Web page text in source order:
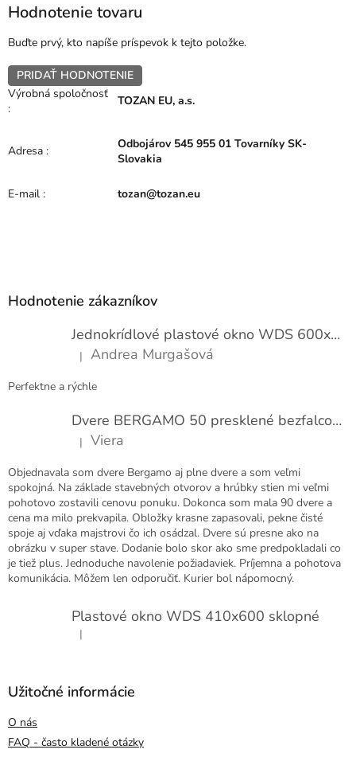
Hodnotenie tovaru
Buďte prvý, kto napíše príspevok k tejto položke.
PRIDAŤ HODNOTENIE
Výrobná spoločnosť
:
TOZAN EU, a.s.
Adresa :
Odbojárov 545 955 01 Tovarníky SK-
Slovakia
E-mail : tozan@tozan.eu
Hodnotenie zákazníkov
Jednokrídlové plastové okno WDS 600x1000
Hodnotenie produktu je 5 z 5 hviezdičiek.
| Andrea Murgašová
Perfektne a rýchle
Dvere BERGAMO 50 presklené bezfalcové EXTRA
Hodnotenie produktu je 5 z 5 hviezdičiek.
| Viera
Objednavala som dvere Bergamo aj plne dvere a som veľmi
spokojná. Na základe stavebných otvorov a hrúbky stien mi veľmi
pohotovo zostavili cenovu ponuku. Dokonca som mala 90 dvere a
cena ma milo prekvapila. Obložky krasne zapasovali, pekne čisté
spoje aj vďaka majstrovi čo ich osádzal. Dvere sú presne ako na
obrázku v super stave. Dodanie bolo skor ako sme predpokladali co
je tiež plus. Jednoduche navolenie požiadaviek. Príjemna a pohotova
komunikácia. Môžem len odporučiť. Kurier bol nápomocný.
Plastové okno WDS 410x600 sklopné
Hodnotenie produktu je 5 z 5 hviezdičiek.
|
Užitočné informácie
O nás
FAQ - často kladené otázky